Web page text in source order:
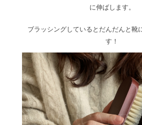
に伸ばします。
ブラッシングしているとだんだんと靴
す！